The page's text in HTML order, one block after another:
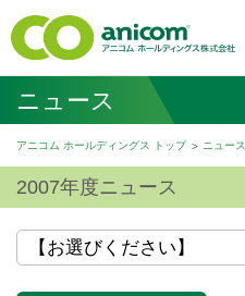
ニュース
アニコム ホールディングス トップ ニュース
2007年度ニュース